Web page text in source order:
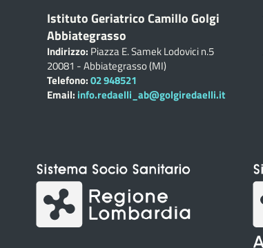
Istituto Geriatrico Camillo Golgi
Abbiategrasso
Indirizzo: Piazza E. Samek Lodovici n.5
20081 - Abbiategrasso (MI)
Telefono:02 948521
Email: info.redaelli_ab@golgiredaelli.it